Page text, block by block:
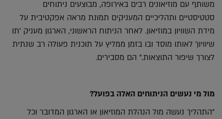
משותף עם מוזיאונים רבים באירופה, מבוצעים ניתוחים
סטטיסטיים ותהליכיים המעניקים תמונת מראה אפקטיבית על
מידת השוויון במוזיאון. לאחר הניתוח הראשוני, הארגון מעניק 'תו
שיוויון' לאותו מוסד ובו בזמן ממליץ על תוכנית פעולה רב שנתית
לצורך שיפור התוצאות." הם מסבירים.
מול מי נעשים הניתוחים האלה בפועל?
"התהליך נעשה מול הנהלת המוזיאון או הארגון המדובר וכל